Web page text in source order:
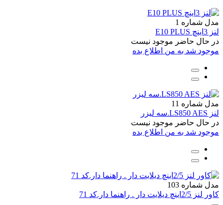
مدل شماره 1
لنز 3اینچ E10 PLUS
در حال حاضر موجود نیست
موجود شد به من اطلاع بده
مدل شماره 11
لنز LS850 AES.سه لیزر
در حال حاضر موجود نیست
موجود شد به من اطلاع بده
مدل شماره 103
کاور لنز 2/5اینچ دیلایت دار . راهنما دار.کد 71